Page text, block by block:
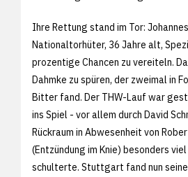
Ihre Rettung stand im Tor:
Nationaltorhüter, 36 Jahre alt,
prozentige Chancen zu vereiteln.
Dahmke zu spüren, der zweimal in
Bitter fand. Der THW-Lauf war
ins Spiel - vor allem durch David
Rückraum in Abwesenheit von
(Entzündung im Knie) besonders
schulterte. Stuttgart fand nun